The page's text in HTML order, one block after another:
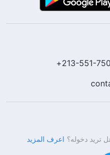
تريد دخوله؟ اعرف المزيد